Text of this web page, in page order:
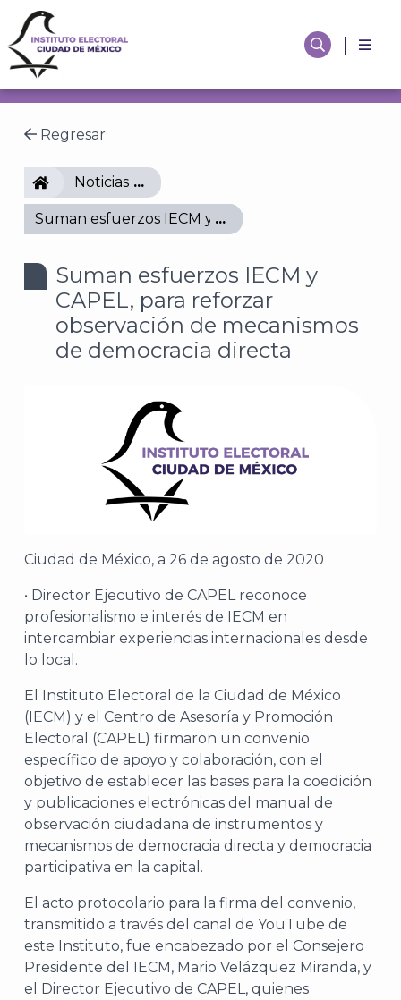
Regresar
IECMNoticias
Suman esfuerzos IECM y CAPEL, para reforzar
Suman esfuerzos IECM y
CAPEL, para reforzar
observación de mecanismos
de democracia directa
Ciudad de México, a 26 de agosto de 2020
• Director Ejecutivo de CAPEL reconoce
profesionalismo e interés de IECM en
intercambiar experiencias internacionales desde
lo local.
El Instituto Electoral de la Ciudad de México
(IECM) y el Centro de Asesoría y Promoción
Electoral (CAPEL) firmaron un convenio
específico de apoyo y colaboración, con el
objetivo de establecer las bases para la coedición
y publicaciones electrónicas del manual de
observación ciudadana de instrumentos y
mecanismos de democracia directa y democracia
participativa en la capital.
El acto protocolario para la firma del convenio,
transmitido a través del canal de YouTube de
este Instituto, fue encabezado por el Consejero
Presidente del IECM, Mario Velázquez Miranda, y
el Director Ejecutivo de CAPEL, quienes